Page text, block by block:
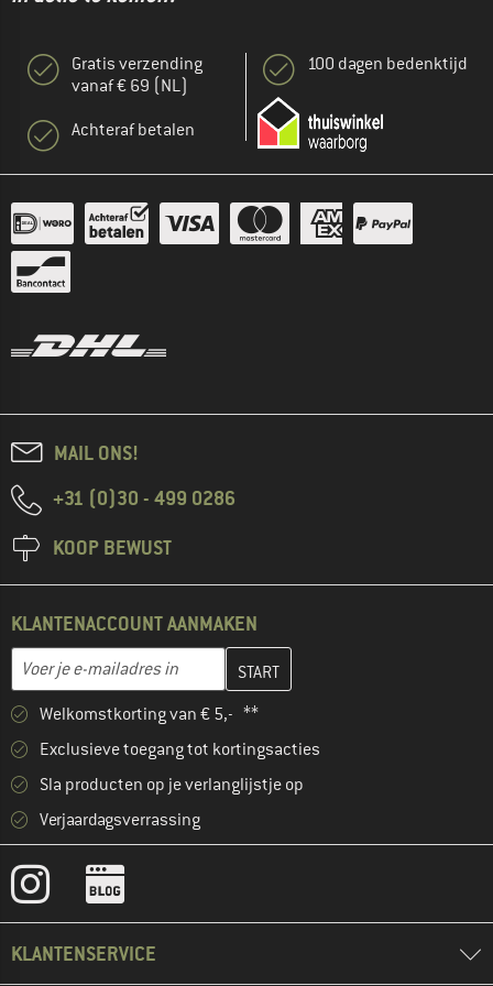
Gratis verzending
vanaf € 69 (NL)
Achteraf betalen
100 dagen bedenktijd
MAIL ONS!
+31 (0)30 - 499 0286
KOOP BEWUST
KLANTENACCOUNT AANMAKEN
E-mailadres
Vul je e-mailadres hier in en maak in de volgende stap je
Welkomstkorting van € 5,- **
Exclusieve toegang tot kortingsacties
Sla producten op je verlanglijstje op
Verjaardagsverrassing
KLANTENSERVICE